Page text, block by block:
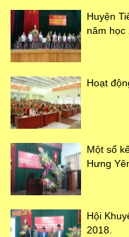
Huyện
năm học
Hoạt
Một số
Hưng
Hội
2018.